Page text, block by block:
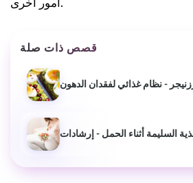
أمور أخرى.
قصص ذات صلة
- نظام غذائي لفقدان الدهون
السليمة أثناء الحمل - إرشادات